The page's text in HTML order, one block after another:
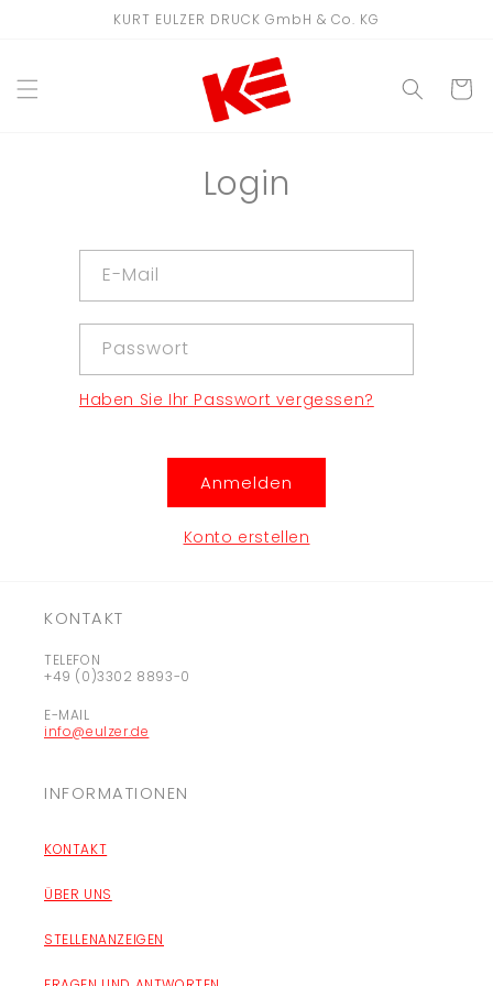
KURT EULZER DRUCK GmbH & Co. KG
Login
E-Mail
Passwort
Haben Sie Ihr Passwort vergessen?
Anmelden
Konto erstellen
KONTAKT
TELEFON
+49 (0)3302 8893-0
E-MAIL
info@eulzer.de
INFORMATIONEN
KONTAKT
ÜBER UNS
STELLENANZEIGEN